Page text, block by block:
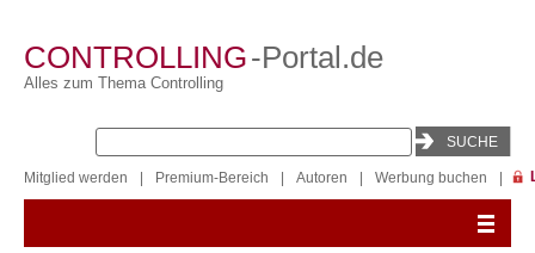
CONTROLLING-Portal.de
Alles zum Thema Controlling
Mitglied werden Premium-Bereich Autoren Werbung buchen